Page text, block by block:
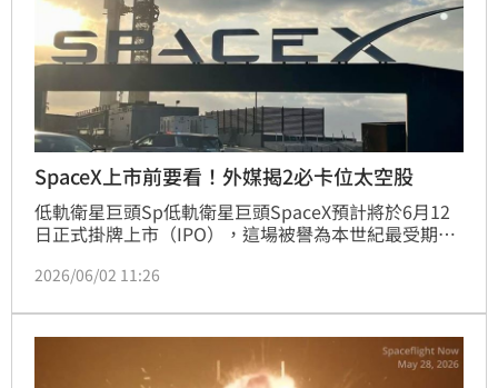
SpaceX上市前要看！外媒揭2必卡位太空股
低軌衛星巨頭Sp低軌衛星巨頭SpaceX預計將於6月12
日正式掛牌上市（IPO），這場被譽為本世紀最受期
光再度聚焦太空產業，也象徵著太空經濟正式迎來爆發
美元。對此，外媒點名，上市前有兩大極具潛力的太空
概念股，值得搶先布局。
2026/06/02 11:26